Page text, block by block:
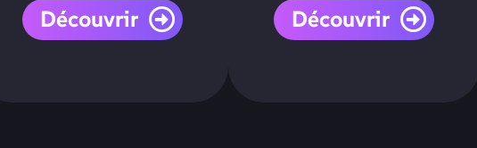
Découvrir Découvrir